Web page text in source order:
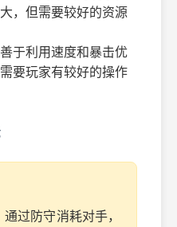
，但需要较好的资源
于利用速度和暴击优
要玩家有较好的操作
过防守消耗对手，